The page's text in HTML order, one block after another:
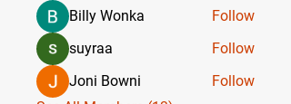
Billy Wonka
Follow
suyraa
Follow
Joni Bowni
Follow